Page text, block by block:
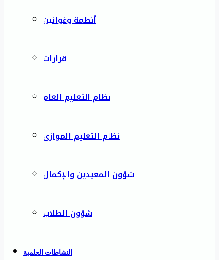
أنظمة وقوانين
قرارات
نظام التعليم العام
نظام التعليم الموازي
شؤون المعيدين والإكمال
شؤون الطلاب
النشاطات العلمية